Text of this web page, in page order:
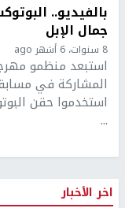
بالفيديو..
جمال الإبل
8 سنوات، 6 أشهر ago
المشاركة في
استخدموا حقن
...
اخر الأخبار